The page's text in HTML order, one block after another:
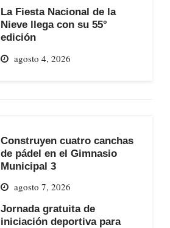
La Fiesta Nacional de la
Nieve llega con su 55°
edición
agosto 4, 2026
Construyen cuatro canchas
de pádel en el Gimnasio
Municipal 3
agosto 7, 2026
Jornada gratuita de
iniciación deportiva para